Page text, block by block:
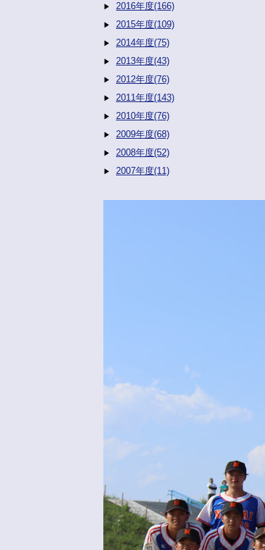
2016年度(166)
2015年度(109)
2014年度(75)
2013年度(43)
2012年度(76)
2011年度(143)
2010年度(76)
2009年度(68)
2008年度(52)
2007年度(11)